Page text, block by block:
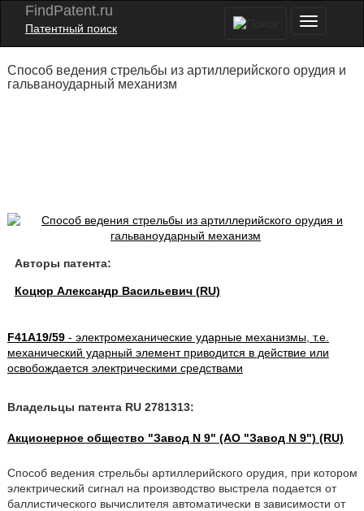
FindPatent.ru
Патентный поиск
Способ ведения стрельбы из артиллерийского орудия и
гальваноударный механизм
Авторы патента:
Коцюр Александр Васильевич (RU)
F41A19/59- электромеханические ударные механизмы, т.е.
механический ударный элемент приводится в действие или
освобождается электрическими средствами
Владельцы патента RU 2781313:
Акционерное общество "Завод N 9" (АО "Завод N 9") (RU)
Способ ведения стрельбы артиллерийского орудия, при котором
электрический сигнал на производство выстрела подается от
баллистического вычислителя автоматически в зависимости от